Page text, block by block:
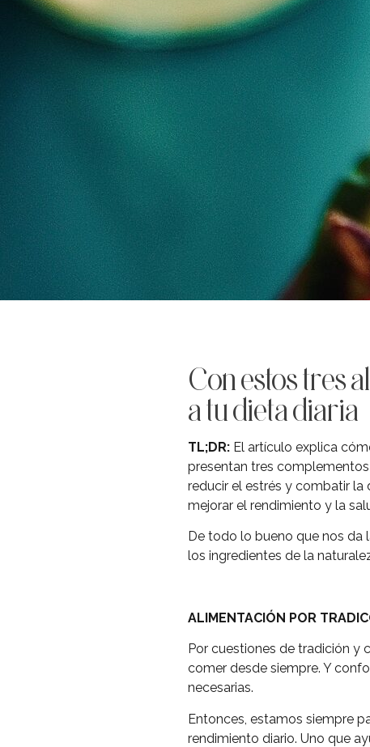
Con estos tres
a tu dieta diaria
TL;DR: El artículo explica
presentan tres
reducir el estrés y combatir la
mejorar el rendimiento y la
De todo lo bueno que nos da
los ingredientes de la
ALIMENTACIÓN POR
Por cuestiones de tradición y
comer desde siempre. Y
necesarias.
Entonces, estamos siempre
rendimiento diario. Uno que